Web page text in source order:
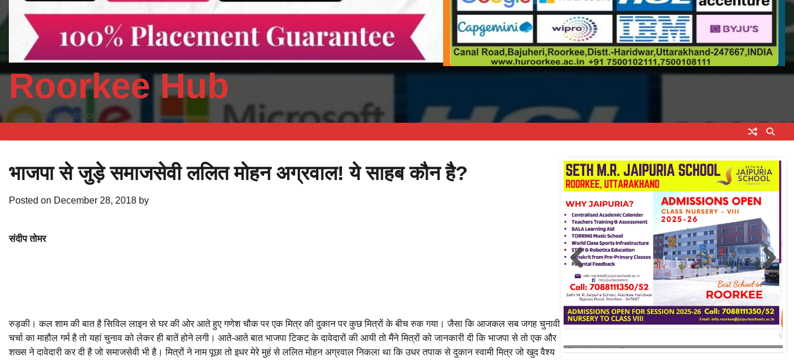
Roorkee Hub
www.roorkeehub.com
भाजपा से जुड़े समाजसेवी ललित मोहन अग्रवाल! ये साहब कौन है?
Posted on December 28, 2018 by
संदीप तोमर
रुड़की। कल शाम की बात है सिविल लाइन से घर की ओर आते हुए गणेश चौक पर एक मित्र की दुकान पर कुछ मित्रों के बीच रुक गया। जैसा कि आजकल सब जगह चुनावी
चर्चा का माहौल गर्म है तो यहां चुनाव को लेकर ही बातें होने लगी। आते-आते बात भाजपा टिकट के दावेदारों की आयी तो मैंने मित्रों को जानकारी दी कि भाजपा से तो एक और
शख्स ने दावेदारी कर दी है जो समाजसेवी भी है। मित्रों ने नाम पूछा तो इधर मेरे मुहं से ललित मोहन अग्रवाल निकला था कि उधर तपाक से दुकान स्वामी मित्र जो खुद वैश्य